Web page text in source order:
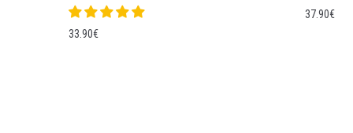
33.90€
37.90€